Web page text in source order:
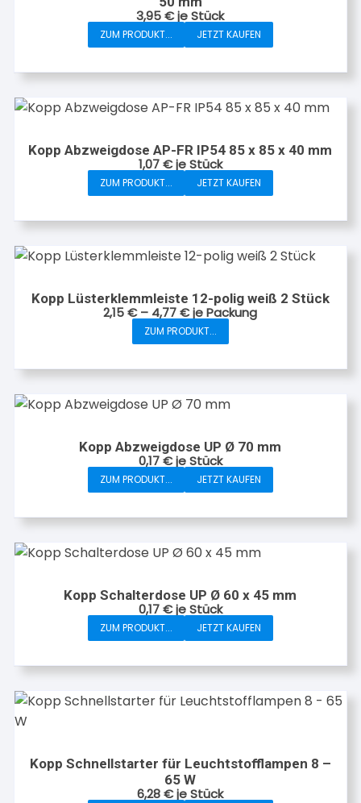
3,95€je Stück
ZUM PRODUKT... JETZT KAUFEN
Kopp Abzweigdose AP-FR IP54 85 x 85 x 40 mm
1,07€je Stück
ZUM PRODUKT... JETZT KAUFEN
Kopp Lüsterklemmleiste 12-polig weiß 2 Stück
2,15€– 4,77€je Packung
ZUM PRODUKT...
Dieses
weist
mehrere
Die
Optionen
können
auf
Produktseite
werden
Kopp Abzweigdose UP Ø 70 mm
0,17€je Stück
ZUM PRODUKT... JETZT KAUFEN
Kopp Schalterdose UP Ø 60 x 45 mm
0,17€je Stück
ZUM PRODUKT... JETZT KAUFEN
Kopp Schnellstarter für Leuchtstofflampen 8 –
65 W
6,28€je Stück